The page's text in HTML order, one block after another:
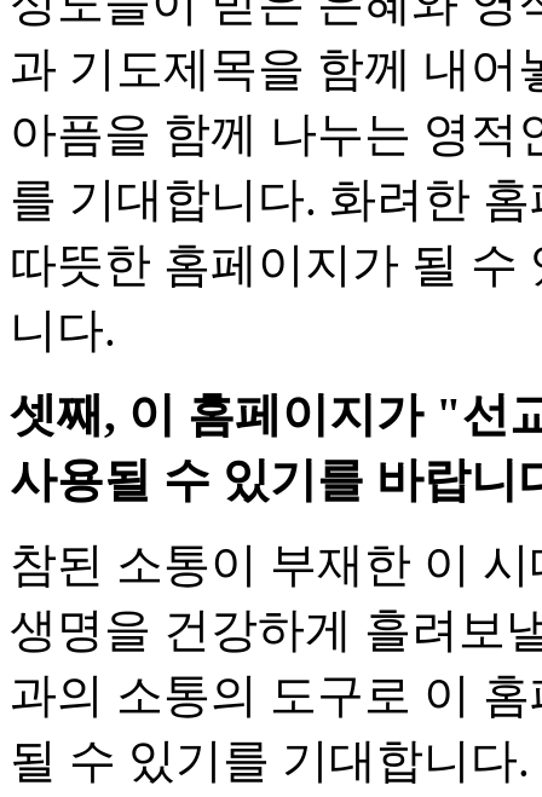
과 기도제목을 함께 내어
아픔을 함께 나누는 영적
를 기대합니다. 화려한
따뜻한 홈페이지가 될 수
니다.
셋째, 이 홈페이지가 "선
사용될 수 있기를 바랍니
참된 소통이 부재한 이
생명을 건강하게 흘려보
과의 소통의 도구로 이
될 수 있기를 기대합니다